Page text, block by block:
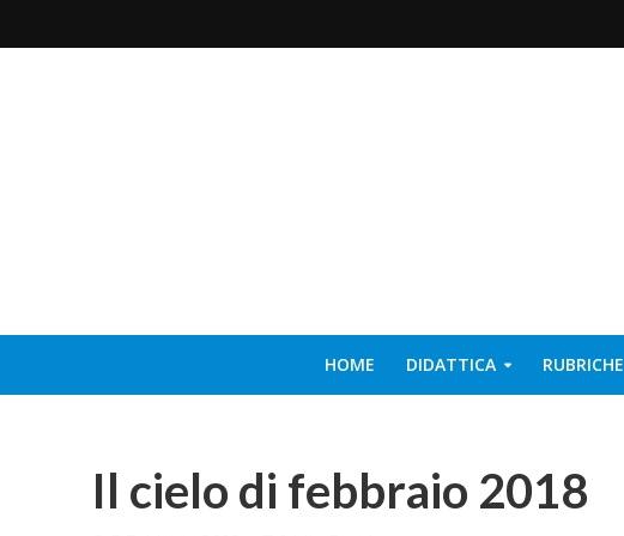
HOME DIDATTICA RUBRICHE
Il cielo di febbraio 2018